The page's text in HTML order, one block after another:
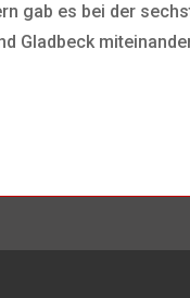
gab es bei der
Gladbeck